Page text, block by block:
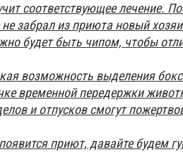
соответствующее лечение.
забрал из приюта новый
будет быть чипом, чтобы
возможность выделения
временной передержки
и отпусков смогут
приют, давайте будем